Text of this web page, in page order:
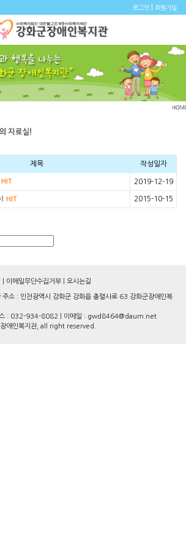
로그인 회원가입
제목 작성일자
HIT 2019-12-19
HIT 2015-10-15
이메일무단수집거부 오시는길
주소 : 인천광역시 강화군 강화읍 충렬사로 63 강화군장애인복
: 032-934-8082 | 이메일 : gwd8464@daum.net
애인복지관, all right reserved.